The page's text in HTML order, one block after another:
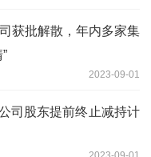
获批解散，年内多家集
2023-09-01
司股东提前终止减持计